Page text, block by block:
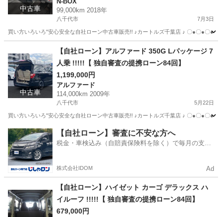
中古車
99,000km 2018年
八千代市 7月3日
買い方いろいろ"安心安全な自社ローン中古車販売!! ♪カートルズ千葉店 ♪ 〇●〇●〇
N-BOX カートルズ
中古車
【自社ローン】アルファード 350G Lパッケージ 7
人乗 !!!!!【 独自審査の提携ローン84回】
1,199,000円
アルファード
114,000km 2009年
八千代市 5月22日
買い方いろいろ"安心安全な自社ローン中古車販売!! ♪カートルズ千葉店 ♪ 〇●〇●〇
千葉 八千代市 アルファード カートルズ
【自社ローン】審査に不安な方へ
税金・車検込み（自賠責保険料を除く）で毎月の支払
株式会社IDOM Ad
【自社ローン】ハイゼット カーゴ デラックス ハ
イルーフ !!!!!【 独自審査の提携ローン84回】
679,000円